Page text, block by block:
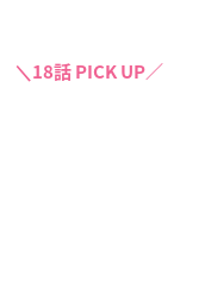
＼18話 PICK UP／